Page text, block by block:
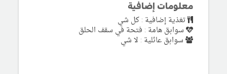
معلومات إضافية
تغذية إضافية : كل شي
سوابق هامة : فتحة في سقف الحلق
سوابق عائلية : لا شي